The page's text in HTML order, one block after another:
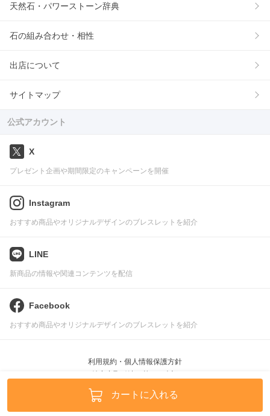
天然石・パワーストーン辞典
石の組み合わせ・相性
出店について
サイトマップ
公式アカウント
X
プレゼント企画や期間限定のキャンペーンを開催
Instagram
おすすめ商品やオリジナルデザインのブレスレットを紹介
LINE
新商品の情報や関連コンテンツを配信
Facebook
おすすめ商品やオリジナルデザインのブレスレットを紹介
利用規約・個人情報保護方針
Pascle © leafworks, Inc.